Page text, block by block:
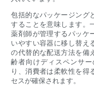
包括的なパッケージング
することを意味します。
薬剤師が管理するパッケ
いやすい容器に移し替え
の代替的な配送方法を備
齢者向けディスペンサ
り、消費者は柔軟性を得
セスが確保されます。